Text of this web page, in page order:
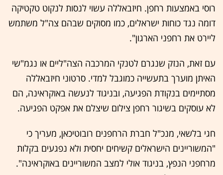
רוסי באמצעות רחפן. חיזבאללה עשוי לנסות לנקוט טקטיקה
דומה נגד כוחות ישראלים, כמו מסוקים שבהם צה"ל משתמש
ליירט את רחפני הארגון".
עם זאת, הנזק שנגרם לטנקי המרכבה הצה"ליים או נגמ"שי
האיתן מוערך בתעשייה כמוגבל למדי. סרטוני חיזבאללה
מסתיימים בנקודת הפגיעה, ובניגוד לנעשה באוקראינה, הם
לא עוסקים בשיגור רחפן צילום שיצלם את אפקט הפגיעה.
חגי בלשאי, מנכ"ל חברת הרחפנים רובוטיכאן, מעריך כי
"המשוריינים הישראלים קשיחים יחסית ולא נפגעים בקלות
מרחפני הנפץ, בניגוד אולי למצב המשוריינים באוקראינה".